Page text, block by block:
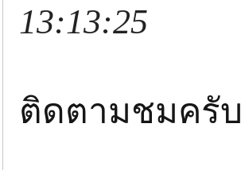
13:13:25
ติดตามชมครับ